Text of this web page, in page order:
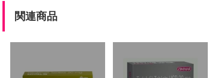
関連商品